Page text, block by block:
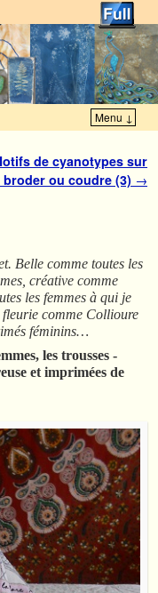
Menu ↓
de cyanotypes sur
ou coudre (3) →
Belle comme toutes les
créative comme
les femmes à qui je
comme Collioure
féminins…
les trousses -
et imprimées de